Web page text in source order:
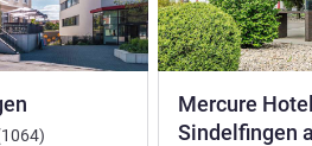
(Classificação ALL)
comentários
)
Mercure
Sindelfingen